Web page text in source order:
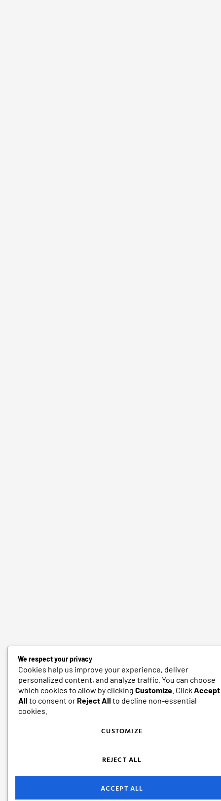
We respect your privacy
Cookies help us improve your experience, deliver
personalized content, and analyze traffic. You can choose
which cookies to allow by clicking Customize . Click Accept
Allto consent or Reject Allto decline non-essential
cookies.
CUSTOMIZE
REJECT ALL
ACCEPT ALL